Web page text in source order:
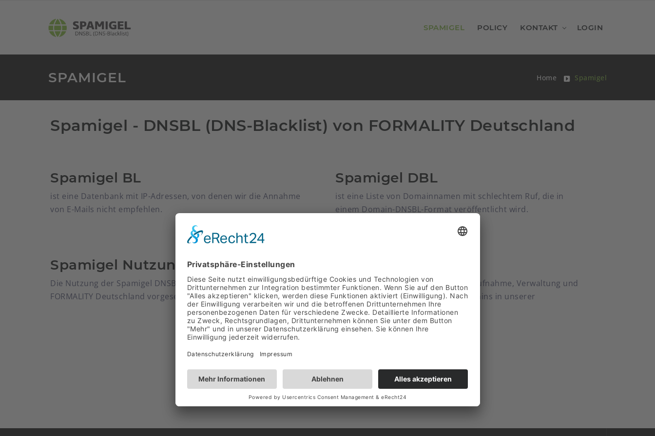
SPAMIGEL POLICY KONTAKT LOGIN
SPAMIGEL Home Spamigel
Spamigel - DNSBL (DNS-Blacklist) von FORMALITY Deutschland
Spamigel BL
ist eine Datenbank mit IP-Adressen, von denen wir die Annahme
von E-Mails nicht empfehlen.
Spamigel DBL
ist eine Liste von Domainnamen mit schlechtem Ruf, die in
einem Domain-DNSBL-Format veröffentlicht wird.
Spamigel Nutzung
Die Nutzung der Spamigel DNSBL ist derzeit nur für Kunden von
FORMALITY Deutschland vorgesehen.
DieSpamigel-Policybeschreibt die Aufnahme, Verwaltung und
Löschung von IP-Adressen und Domains in unserer
Reputationsdatenbank.